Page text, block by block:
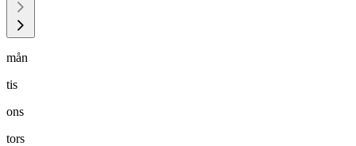
mån
tis
ons
tors